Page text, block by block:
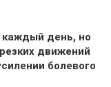
каждый день, но
движений
болевого